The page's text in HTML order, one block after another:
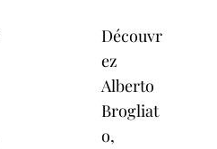
Découvr
ez
Alberto
Brogliat
o,